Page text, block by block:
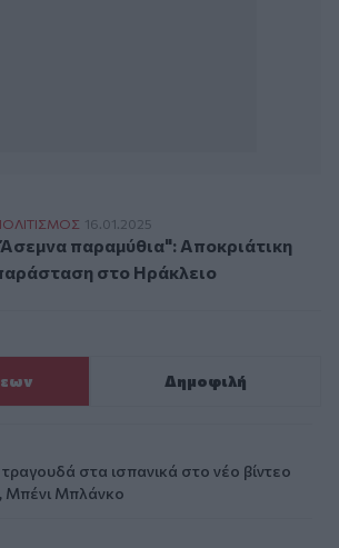
παραμύθια": Αποκριάτικη
16.01.2025
παραμύθια": Αποκριάτικη
στο Ηράκλειο
Δημοφιλή
στα ισπανικά στο νέο βίντεο
Μπένι Μπλάνκο